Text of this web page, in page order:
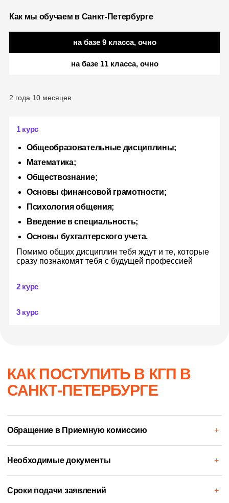
Как мы обучаем в Санкт-Петербурге
на базе 9 класса, очно
на базе 11 класса, очно
2 года 10 месяцев
1 курс
Общеобразовательные дисциплины;
Математика;
Обществознание;
Основы финансовой грамотности;
Психология общения;
Введение в специальность;
Основы бухгалтерского учета.
Помимо общих дисциплин тебя ждут и те, которые
сразу познакомят тебя с будущей профессией
2 курс
3 курс
КАК ПОСТУПИТЬ В КГП В
САНКТ-ПЕТЕРБУРГЕ
Обращение в Приемную комиссию +
Необходимые документы +
Сроки подачи заявлений +
профессии